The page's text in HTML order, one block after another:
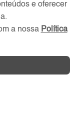
Contatar
e oferecer
a nossa Política